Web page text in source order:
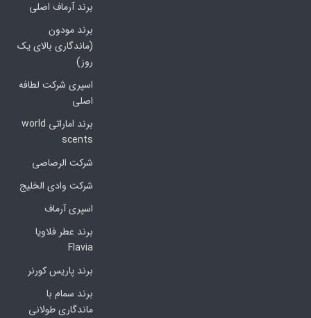
برند آرماف اصلی
برند مودون
(ماندگاری بالای یک
روز)
اسپری شرکت لطافه
اصلی
برند اماراتی world
scents
شرکت الرصاصی
شرکت وادی الخلیج
اسپری آرماف
برند عطر فلاویا
Flavia
برند پاریس کورنر
برند سمام با
ماندگاری طولانی